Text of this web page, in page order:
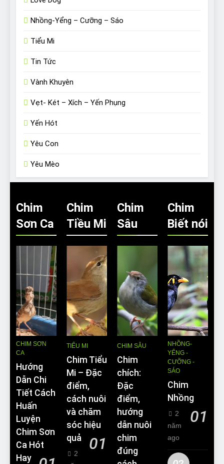
Nhồng-Yểng – Cưỡng – Sáo
Tiểu Mi
Tin Tức
Vành Khuyên
Vẹt- Két – Xích – Yến Phụng
Yến Hót
Yêu Con
Yêu Mèo
Chim
Sơn Ca
CHIM SƠN
CA
Hướng
Dẫn Chi
Tiết Cách
Huấn
Luyện
Chim Sơn
Ca Hót
Hay
Chim
Tiều Mi
TIỂU MI
Chim Tiểu
Mi – Đặc
điểm,
cách nuôi
và chăm
sóc hiệu
quả
01
2
Chim
Sâu
CHIM SÂU
Chim
chích:
Đặc
điểm,
hướng
dẫn nuôi
chim
đúng
Chim
Biết nói
NHỒNG-
YỂNG -
CƯỠNG -
SÁO
Chim
Nhồng
01
2
năm
ago